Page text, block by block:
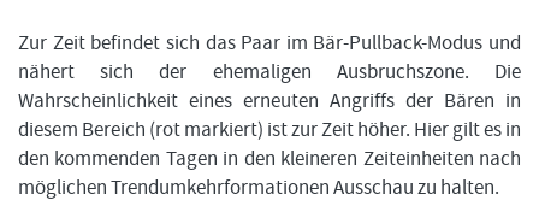
Zur Zeit befindet sich das Paar im Bär-Pullback-Modus und
nähert sich der ehemaligen Ausbruchszone. Die
Wahrscheinlichkeit eines erneuten Angriffs der Bären in
diesem Bereich (rot markiert) ist zur Zeit höher. Hier gilt es in
den kommenden Tagen in den kleineren Zeiteinheiten nach
möglichen Trendumkehrformationen Ausschau zu halten.